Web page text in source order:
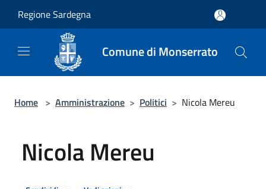
Regione Sardegna
Comune di Monserrato
Home > Amministrazione > Politici > Nicola Mereu
Nicola Mereu